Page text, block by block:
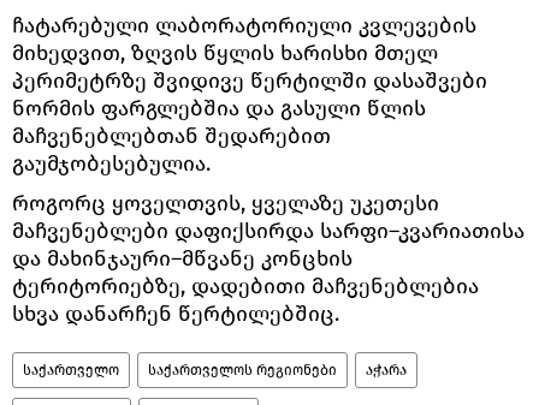
ჩატარებული ლაბორატორიული კვლევების
მიხედვით, ზღვის წყლის ხარისხი მთელ
პერიმეტრზე შვიდივე წერტილში დასაშვები
ნორმის ფარგლებშია და გასული წლის
მაჩვენებლებთან შედარებით
გაუმჯობესებულია.
როგორც ყოველთვის, ყველაზე უკეთესი
მაჩვენებლები დაფიქსირდა სარფი–კვარიათისა
და მახინჯაური–მწვანე კონცხის
ტერიტორიებზე, დადებითი მაჩვენებლებია
სხვა დანარჩენ წერტილებშიც.
საქართველო საქართველოს რეგიონები აჭარა